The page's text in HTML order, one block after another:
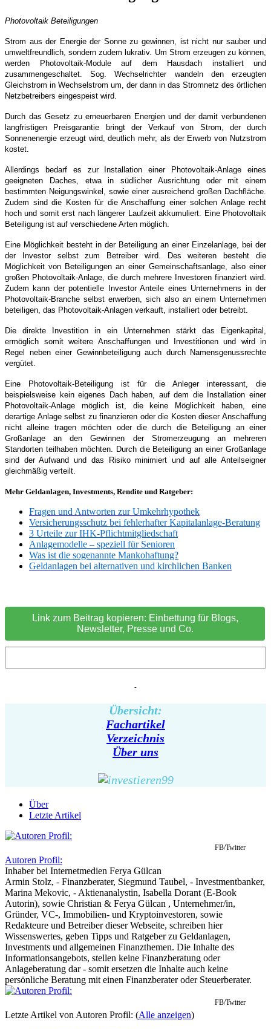
Photovoltaik Beteiligungen
Strom aus der Energie der Sonne zu gewinnen, ist nicht nur sauber und
umweltfreundlich, sondern zudem lukrativ. Um Strom erzeugen zu können,
werden Photovoltaik-Module auf dem Hausdach installiert und
zusammengeschaltet. Sog. Wechselrichter wandeln den erzeugten
Gleichstrom in Wechselstrom um, der dann in das Stromnetz des örtlichen
Netzbetreibers eingespeist wird.
Durch das Gesetz zu erneuerbaren Energien und der damit verbundenen
langfristigen Preisgarantie bringt der Verkauf von Strom, der durch
Sonnenenergie erzeugt wird, deutlich mehr, als der Erwerb von Nutzstrom
kostet.
Allerdings bedarf es zur Installation einer Photovoltaik-Anlage eines
geeigneten Daches, etwa in südlicher Ausrichtung oder mit einem
bestimmten Neigungswinkel, sowie einer ausreichend großen Dachfläche.
Zudem sind die Kosten für die Anschaffung einer solchen Anlage recht
hoch und somit erst nach längerer Laufzeit akkumuliert.
Eine Photovoltaik
Beteiligung ist auf verschiedene Arten möglich.
Eine Möglichkeit besteht in der Beteiligung an einer Einzelanlage, bei der
der Investor selbst zum Betreiber wird. Des weiteren besteht die
Möglichkeit von Beteiligungen an einer Gemeinschaftsanlage, also einer
großen Photovoltaik-Anlage, die durch mehrere Investoren finanziert wird.
Zudem kann der potentielle Investor Anteile eines Unternehmens in der
Photovoltaik-Branche selbst erwerben, sich also an einem Unternehmen
beteiligen, das Photovoltaik-Anlagen verkauft, installiert oder betreibt.
Die direkte Investition in ein Unternehmen stärkt das Eigenkapital,
ermöglich somit weitere Anschaffungen und Investitionen und wird in
Regel neben einer Gewinnbeteiligung auch durch Namensgenussrechte
vergütet.
Eine Photovoltaik-Beteiligung ist für die Anleger interessant, die
beispielsweise kein eigenes Dach haben, auf dem die Installation einer
Photovoltaik-Anlage möglich ist, die keine Möglichkeit haben, eine
derartige Anlage selbst zu finanzieren oder die Kosten dieser Anschaffung
nicht alleine tragen möchten oder die durch die Beteiligung an einer
Großanlage an den Gewinnen der Stromerzeugung an mehreren
Standorten teilhaben möchten. Durch die Beteiligung an einer Großanlage
sind der Aufwand und das Risiko minimiert und auf alle Anteilseigner
gleichmäßig verteilt.
Mehr Geldanlagen, Investments, Rendite und Ratgeber:
Fragen und Antworten zur Umkehrhypothek
Versicherungsschutz bei fehlerhafter Kapitalanlage-Beratung
3 Urteile zur IHK-Pflichtmitgliedschaft
Anlagemodelle – speziell für Senioren
Was ist die sogenannte Mankohaftung?
Geldanlagen bei alternativen und kirchlichen Banken
Link zum Beitrag kopieren: Einbettung für Blogs,
Newsletter, Presse und Co.
-
Übersicht:
Fachartikel
Verzeichnis
Über uns
Über
Letzte Artikel
FB/Twitter
Autoren Profil:
Inhaberbei Internetmedien Ferya Gülcan
Armin Stolz, - Finanzberater, Siegmund Taubel, - Investmentbanker,
Marina Mekovic, - Aktienanalystin, Isabella Dorant (E-Book
Autorin), sowie Christian & Ferya Gülcan , Unternehmer/in,
Gründer, VC-, Immobilien- und Kryptoinvestoren, sowie
Redakteure und Betreiber dieser Webseite, schreiben hier
Wissenswertes, geben Tipps und Ratgeber zu Geldanlagen,
Investments und allgemeinen Finanzthemen. Die Inhalte des
Informationsangebots, stellen keine Finanzberatung oder
Anlageberatung dar - somit ersetzen die Inhalte auch keine
persönliche Beratung mit einen Finanzberater oder Steuerberater.
FB/Twitter
Letzte Artikel von Autoren Profil: (Alle anzeigen)